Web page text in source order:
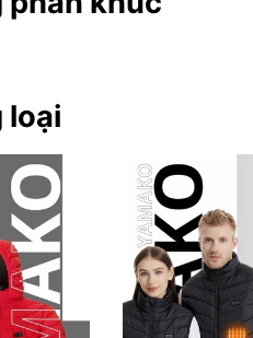
loại